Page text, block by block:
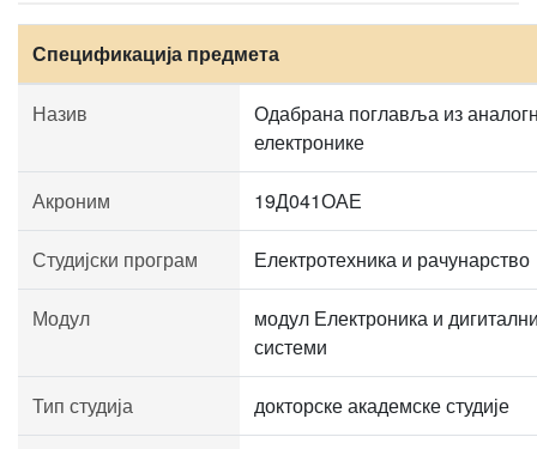
Спецификација предмета
Назив
Одабрана поглавља из
електронике
Акроним 19Д041ОАЕ
Студијски програм Електротехника и рачунарство
Модул
модул Електроника и
системи
Тип студија докторске академске студије